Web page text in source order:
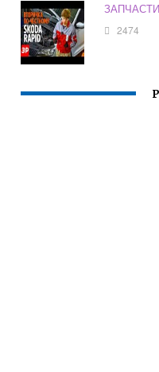
2474